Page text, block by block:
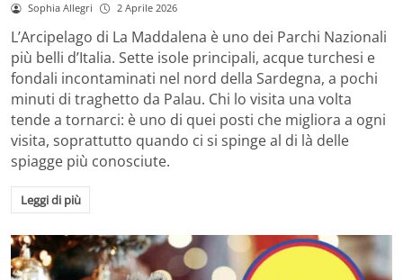
Sophia Allegri 2 Aprile 2026
L’Arcipelago di La Maddalena è uno dei Parchi Nazionali
più belli d’Italia. Sette isole principali, acque turchesi e
fondali incontaminati nel nord della Sardegna, a pochi
minuti di traghetto da Palau. Chi lo visita una volta
tende a tornarci: è uno di quei posti che migliora a ogni
visita, soprattutto quando ci si spinge al di là delle
spiagge più conosciute.
Leggi di più